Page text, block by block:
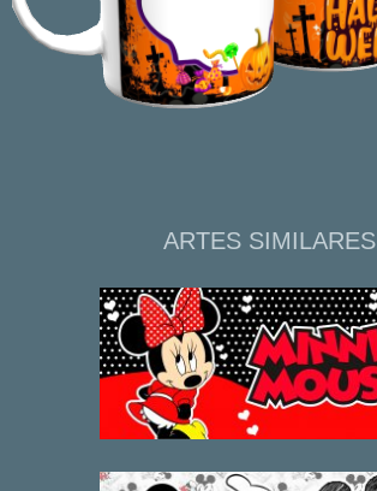
ARTES SIMILARES